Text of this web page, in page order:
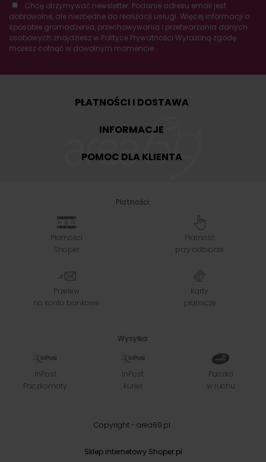
Chcę otrzymywać newsletter. Podanie adresu email jest
dobrowolne, ale niezbędne do realizacji usługi. Więcej informacji o
sposobie gromadzenia, przechowywania i przetwarzania danych
osobowych znajdziesz w Polityce Prywatności Wyrażoną zgodę
możesz cofnąć w dowolnym momencie.
PŁATNOŚCI I DOSTAWA
INFORMACJE
POMOC DLA KLIENTA
Płatności:
Płatności
Shoper
Płatność
przy odbiorze
Przelew
na konto bankowe
Karty
płatnicze
Wysyłka:
InPost
Paczkomaty
InPost
kurier
Paczka
w ruchu
Copyright - area69.pl
Sklep internetowy Shoper.pl